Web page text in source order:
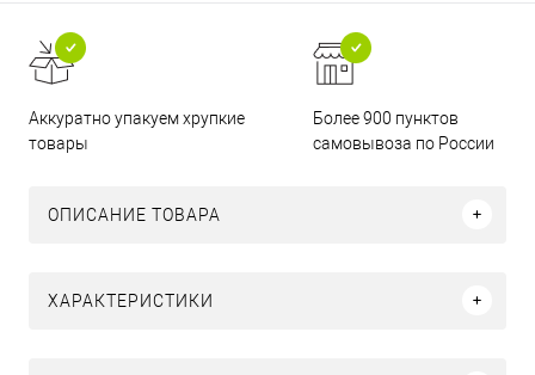
Аккуратно упакуем хрупкие
товары
Более 900 пунктов
самовывоза по России
ОПИСАНИЕ ТОВАРА
ХАРАКТЕРИСТИКИ